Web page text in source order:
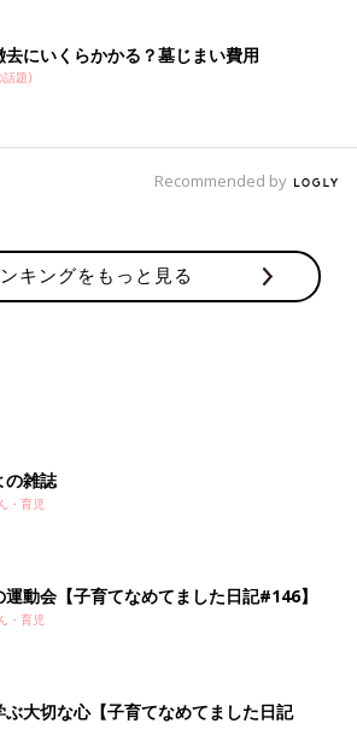
去にいくらかかる？墓じまい費用
話題)
Recommended by
キングをもっと見る
の雑誌
・育児
動会【子育てなめてました日記#146】
・育児
ぶ大切な心【子育てなめてました日記